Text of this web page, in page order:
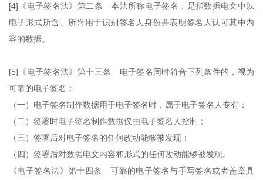
[4]《电子签名法》第二条 本法所称电子签名，是指数据电文中以
电子形式所含、所附用于识别签名人身份并表明签名人认可其中内
容的数据。
[5]《电子签名法》第十三条 电子签名同时符合下列条件的，视为
可靠的电子签名：
（一）电子签名制作数据用于电子签名时，属于电子签名人专有；
（二）签署时电子签名制作数据仅由电子签名人控制；
（三）签署后对电子签名的任何改动能够被发现；
（四）签署后对数据电文内容和形式的任何改动能够被发现。
《电子签名法》第十四条 可靠的电子签名与手写签名或者盖章具